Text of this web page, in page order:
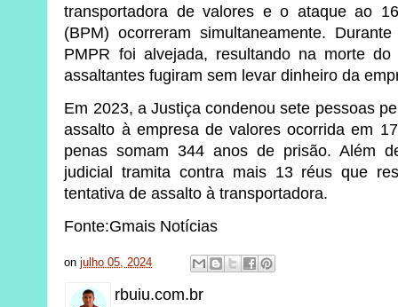
transportadora de valores e o ataque ao
(BPM) ocorreram simultaneamente.
PMPR foi alvejada, resultando na morte
assaltantes fugiram sem levar dinheiro da
Em 2023, a Justiça condenou sete pessoas
assalto à empresa de valores ocorrida em
penas somam 344 anos de prisão. Além
judicial tramita contra mais 13 réus que
tentativa de assalto à transportadora.
Fonte:Gmais Notícias
onjulho 05, 2024
rbuiu.com.br